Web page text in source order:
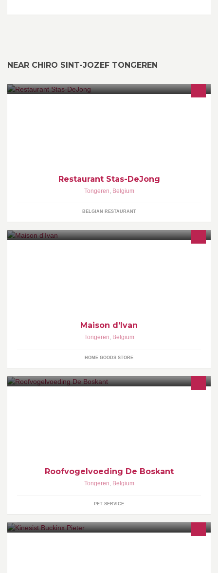
NEAR CHIRO SINT-JOZEF TONGEREN
Restaurant Stas-DeJong
Tongeren, Belgium
BELGIAN RESTAURANT
Maison d'Ivan
Tongeren, Belgium
HOME GOODS STORE
Roofvogelvoeding De Boskant
Tongeren, Belgium
PET SERVICE